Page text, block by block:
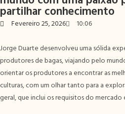
partilhar conhecimento
Fevereiro 25, 2026 10:06
Jorge Duarte desenvolveu uma sólida
produtores de bagas, viajando pelo
orientar os produtores a encontrar as
culturas, com um olhar tanto para a
geral, que inclui os requisitos do